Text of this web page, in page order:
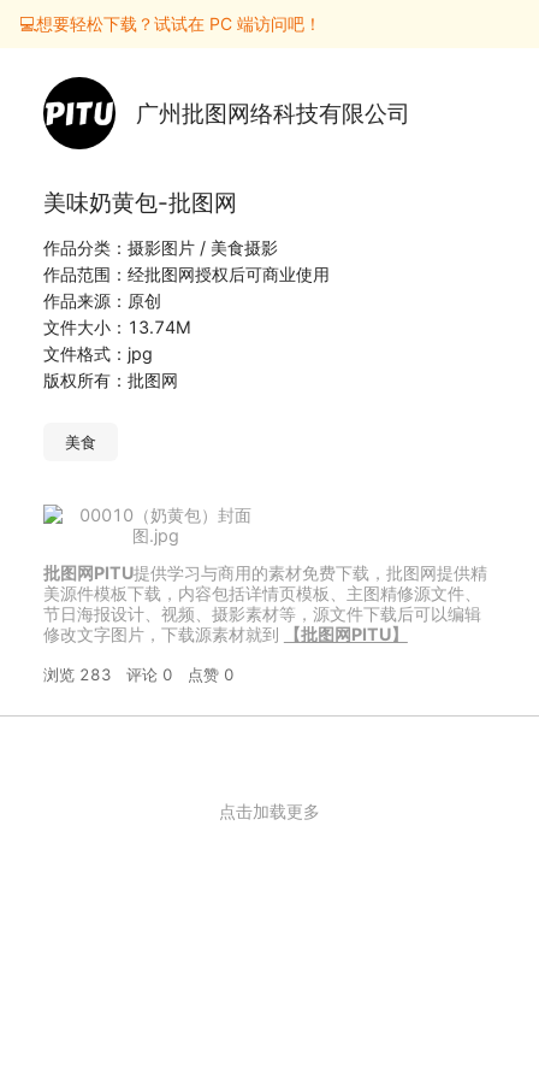
💻想要轻松下载？试试在 PC 端访问吧！
广州批图网络科技有限公司
美味奶黄包-批图网
作品分类：摄影图片 / 美食摄影
作品范围：经批图网授权后可商业使用
作品来源：原创
文件大小：13.74M
文件格式：jpg
版权所有：批图网
美食
批图网PITU提供学习与商用的素材免费下载，批图网提供精
美源件模板下载，内容包括详情页模板、主图精修源文件、
节日海报设计、视频、摄影素材等，源文件下载后可以编辑
修改文字图片，下载源素材就到
【批图网PITU】
浏览 283 评论 0 点赞 0
点击加载更多